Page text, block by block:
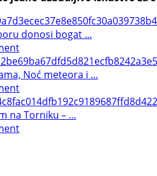
donosi bogat ...
Noć meteora i ...
na Torniku – ...